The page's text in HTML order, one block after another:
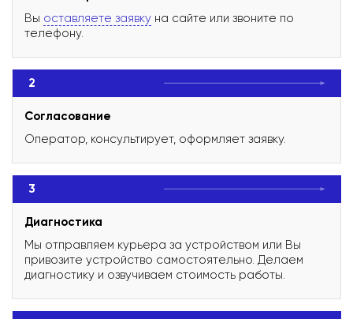
Вы оставляете заявку на сайте или звоните по
телефону.
2
Согласование
Оператор, консультирует, оформляет заявку.
3
Диагностика
Мы отправляем курьера за устройством или Вы
привозите устройство самостоятельно. Делаем
диагностику и озвучиваем стоимость работы.